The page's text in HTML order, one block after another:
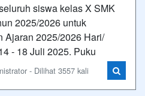
siswa kelas X SMK
2025/2026 untuk
Ajaran 2025/2026 Hari/
- 18 Juli 2025. Puku
- Dilihat 3557 kali